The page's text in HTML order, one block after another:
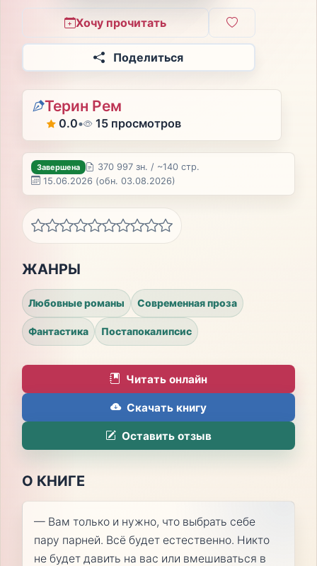
Хочу прочитать
Поделиться
Терин Рем
0.0• 15 просмотров
Завершена
370 997 зн. / ~140 стр.
15.06.2026 (обн. 03.08.2026)
ЖАНРЫ
Любовные романы Современная проза
Фантастика Постапокалипсис
Читать онлайн
Скачать книгу
Оставить отзыв
О КНИГЕ
— Вам только и нужно, что выбрать себе
пару парней. Всё будет естественно. Никто
не будет давить на вас или вмешиваться в